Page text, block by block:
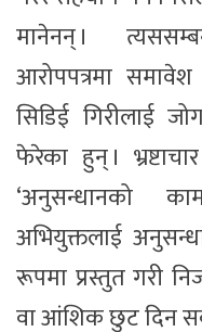
मानेनन् ।
आरोपपत्रमा
सिडिई गिरीलाई
फेरेका हुन् ।
‘अनुसन्धानको
अभियुक्तलाई
रूपमा प्रस्तुत गरी
वा आंशिक छुट दिन